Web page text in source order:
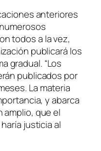
anteriores
todos a la vez,
publicará los
gradual. “Los
publicados por
La materia
y abarca
amplio, que el
justicia al